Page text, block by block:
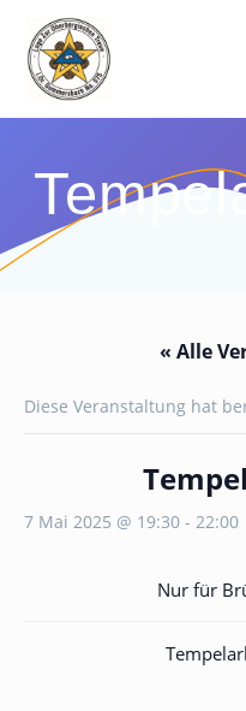
« Alle
Diese Veranstaltung hat
7 Mai 2025 @ 19:30 - 22:00
Nur für